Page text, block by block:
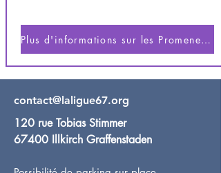
Plus d'informations sur les Promeneurs du Net
contact@laligue67.org
120 rue Tobias Stimmer
67400 Illkirch Graffenstaden